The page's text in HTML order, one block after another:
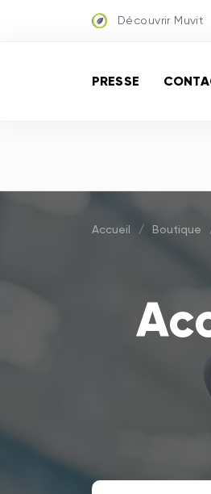
Découvrir Muvit
PRESSE
Accueil / Boutique